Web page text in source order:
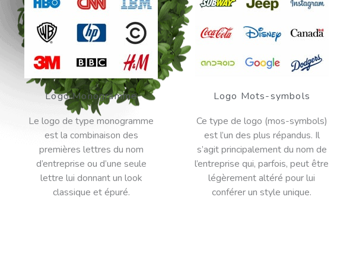
Logo Monogramme
Le logo de type monogramme
est la combinaison des
premières lettres du nom
d’entreprise ou d’une seule
lettre lui donnant un look
classique et épuré.
Logo Mots-symbols
Ce type de logo (mos-symbols)
est l’un des plus répandus. Il
s’agit principalement du nom de
l’entreprise qui, parfois, peut être
légèrement altéré pour lui
conférer un style unique.